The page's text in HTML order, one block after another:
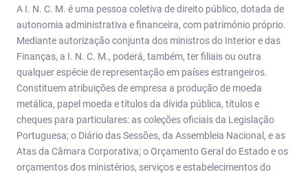
A I. N. C. M. é uma pessoa coletiva de direito público, dotada de
autonomia administrativa e financeira, com património próprio.
Mediante autorização conjunta dos ministros do Interior e das
Finanças, a I. N. C. M., poderá, também, ter filiais ou outra
qualquer espécie de representação em países estrangeiros.
Constituem atribuições de empresa a produção de moeda
metálica, papel moeda e títulos da dívida pública, títulos e
cheques para particulares: as coleções oficiais da Legislação
Portuguesa; o Diário das Sessões, da Assembleia Nacional, e as
Atas da Câmara Corporativa; o Orçamento Geral do Estado e os
orçamentos dos ministérios, serviços e estabelecimentos do